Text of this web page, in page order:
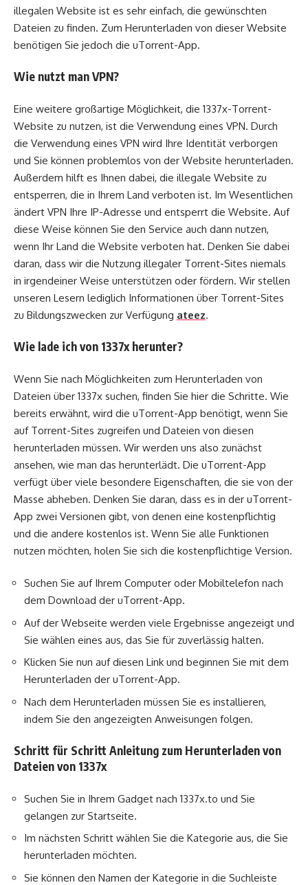
illegalen Website ist es sehr einfach, die gewünschten
Dateien zu finden. Zum Herunterladen von dieser Website
benötigen Sie jedoch die uTorrent-App.
Wie nutzt man VPN?
Eine weitere großartige Möglichkeit, die 1337x-Torrent-
Website zu nutzen, ist die Verwendung eines VPN. Durch
die Verwendung eines VPN wird Ihre Identität verborgen
und Sie können problemlos von der Website herunterladen.
Außerdem hilft es Ihnen dabei, die illegale Website zu
entsperren, die in Ihrem Land verboten ist. Im Wesentlichen
ändert VPN Ihre IP-Adresse und entsperrt die Website. Auf
diese Weise können Sie den Service auch dann nutzen,
wenn Ihr Land die Website verboten hat. Denken Sie dabei
daran, dass wir die Nutzung illegaler Torrent-Sites niemals
in irgendeiner Weise unterstützen oder fördern. Wir stellen
unseren Lesern lediglich Informationen über Torrent-Sites
zu Bildungszwecken zur Verfügung ateez.
Wie lade ich von 1337x herunter?
Wenn Sie nach Möglichkeiten zum Herunterladen von
Dateien über 1337x suchen, finden Sie hier die Schritte. Wie
bereits erwähnt, wird die uTorrent-App benötigt, wenn Sie
auf Torrent-Sites zugreifen und Dateien von diesen
herunterladen müssen. Wir werden uns also zunächst
ansehen, wie man das herunterlädt. Die uTorrent-App
verfügt über viele besondere Eigenschaften, die sie von der
Masse abheben. Denken Sie daran, dass es in der uTorrent-
App zwei Versionen gibt, von denen eine kostenpflichtig
und die andere kostenlos ist. Wenn Sie alle Funktionen
nutzen möchten, holen Sie sich die kostenpflichtige Version.
Suchen Sie auf Ihrem Computer oder Mobiltelefon nach
dem Download der uTorrent-App.
Auf der Webseite werden viele Ergebnisse angezeigt und
Sie wählen eines aus, das Sie für zuverlässig halten.
Klicken Sie nun auf diesen Link und beginnen Sie mit dem
Herunterladen der uTorrent-App.
Nach dem Herunterladen müssen Sie es installieren,
indem Sie den angezeigten Anweisungen folgen.
Schritt für Schritt Anleitung zum Herunterladen von
Dateien von 1337x
Suchen Sie in Ihrem Gadget nach 1337x.to und Sie
gelangen zur Startseite.
Im nächsten Schritt wählen Sie die Kategorie aus, die Sie
herunterladen möchten.
Sie können den Namen der Kategorie in die Suchleiste